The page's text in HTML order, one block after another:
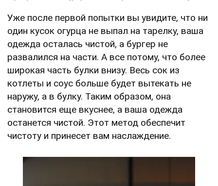
Уже после первой попытки вы увидите, что ни
один кусок огурца не выпал на тарелку, ваша
одежда осталась чистой, а бургер не
развалился на части. А все потому, что более
широкая часть булки внизу. Весь сок из
котлеты и соус больше будет вытекать не
наружу, а в булку. Таким образом, она
становится еще вкуснее, а ваша одежда
останется чистой. Этот метод обеспечит
чистоту и принесет вам наслаждение.